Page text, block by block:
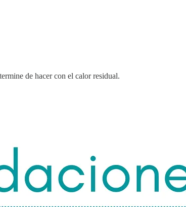
de hacer con el calor residual.